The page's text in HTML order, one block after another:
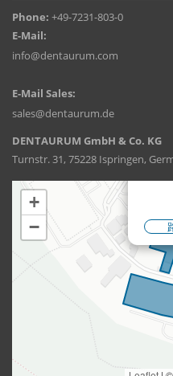
Phone: +49-7231-803-0
E-Mail:
info@dentaurum.com
E-Mail Sales:
sales@dentaurum.de
DENTAURUM GmbH & Co. KG
Turnstr. 31, 75228 Ispringen,